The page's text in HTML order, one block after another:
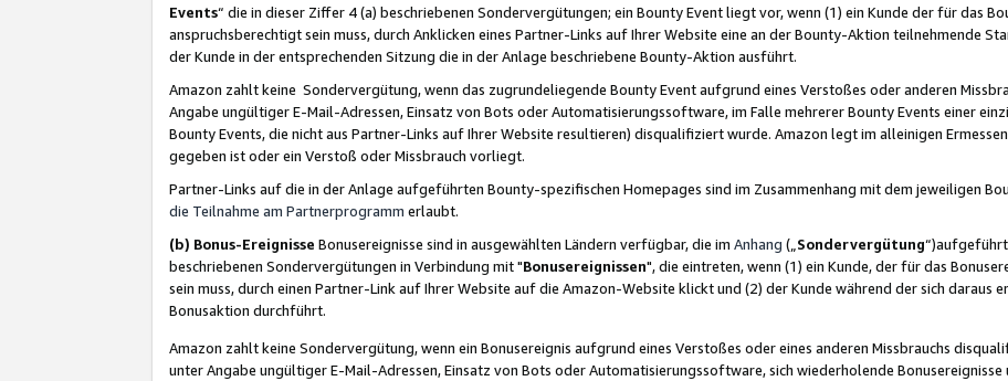
Events“ die in dieser Ziffer 4 (a) beschriebenen Sondervergütungen; ein Bounty Event liegt vor, wenn (1) ein Kunde der für das
anspruchsberechtigt sein muss, durch Anklicken eines Partner-Links auf Ihrer Website eine an der Bounty-Aktion teilnehmende
der Kunde in der entsprechenden Sitzung die in der Anlage beschriebene Bounty-Aktion ausführt.
Amazon zahlt keine Sondervergütung, wenn das zugrundeliegende Bounty Event aufgrund eines Verstoßes oder anderen
Angabe ungültiger E-Mail-Adressen, Einsatz von Bots oder Automatisierungssoftware, im Falle mehrerer Bounty Events einer
Bounty Events, die nicht aus Partner-Links auf Ihrer Website resultieren) disqualifiziert wurde. Amazon legt im alleinigen
gegeben ist oder ein Verstoß oder Missbrauch vorliegt.
Partner-Links auf die in der Anlage aufgeführten Bounty-spezifischen Homepages sind im Zusammenhang mit dem jeweiligen
die Teilnahme am Partnerprogramm erlaubt.
(b) Bonus-Ereignisse Bonusereignisse sind in ausgewählten Ländern verfügbar, die im Anhang („ Sondervergütung“)aufgeführt
beschriebenen Sondervergütungen in Verbindung mit "Bonusereignissen", die eintreten, wenn (1) ein Kunde, der für das
sein muss, durch einen Partner-Link auf Ihrer Website auf die Amazon-Website klickt und (2) der Kunde während der sich daraus
Bonusaktion durchführt.
Amazon zahlt keine Sondervergütung, wenn ein Bonusereignis aufgrund eines Verstoßes oder eines anderen Missbrauchs
unter Angabe ungültiger E-Mail-Adressen, Einsatz von Bots oder Automatisierungssoftware, sich wiederholende Bonusereignisse